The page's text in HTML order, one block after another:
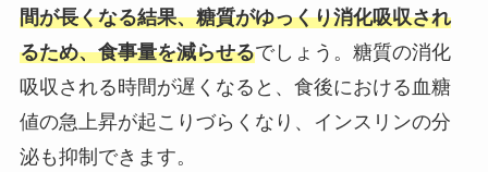
間が長くなる結果、糖質がゆっくり消化吸収され
るため、食事量を減らせるでしょう。糖質の消化
吸収される時間が遅くなると、食後における血糖
値の急上昇が起こりづらくなり、インスリンの分
泌も抑制できます。